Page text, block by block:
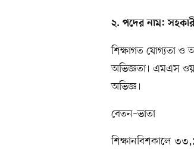
২. পদের নাম:
শিক্ষাগত যোগ্যতা ও
অভিজ্ঞতা। এমএস
অভিজ্ঞ।
বেতন–ভাতা
শিক্ষানবিশকালে